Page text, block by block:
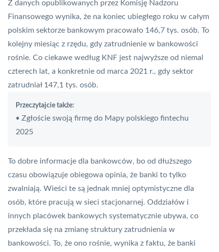
Z danych opublikowanych przez Komisję Nadzoru
Finansowego wynika, że na koniec ubiegłego roku w całym
polskim sektorze bankowym pracowało 146,7 tys. osób. To
kolejny miesiąc z rzędu, gdy zatrudnienie w bankowości
rośnie. Co ciekawe według KNF jest najwyższe od niemal
czterech lat, a konkretnie od marca 2021 r., gdy sektor
zatrudniał 147,1 tys. osób.
Przeczytajcie także:
• Zgłoście swoją firmę do Mapy polskiego fintechu
2025
To dobre informacje dla bankowców, bo od dłuższego
czasu obowiązuje obiegowa opinia, że banki to tylko
zwalniają. Wieści te są jednak mniej optymistyczne dla
osób, które pracują w sieci stacjonarnej. Oddziałów i
innych placówek bankowych systematycznie ubywa, co
przekłada się na zmianę struktury zatrudnienia w
bankowości. To, że ono rośnie, wynika z faktu, że banki